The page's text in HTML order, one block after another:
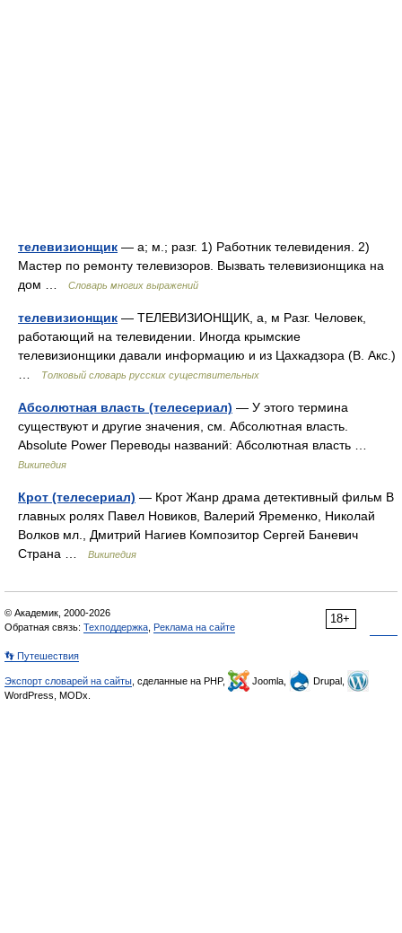
телевизионщик — а; м.; разг. 1) Работник телевидения. 2)
Мастер по ремонту телевизоров. Вызвать телевизионщика на
дом …
Словарь многих выражений
телевизионщик — ТЕЛЕВИЗИОНЩИК, а, м Разг. Человек,
работающий на телевидении. Иногда крымские
телевизионщики давали информацию и из Цахкадзора (В. Акс.)
Толковый словарь русских существительных
Абсолютная власть (телесериал) — У этого термина
существуют и другие значения, см. Абсолютная власть.
Absolute Power Переводы названий: Абсолютная власть …
Википедия
Крот (телесериал) — Крот Жанр драма детективный фильм В
главных ролях Павел Новиков, Валерий Яременко, Николай
Волков мл., Дмитрий Нагиев Композитор Сергей Баневич
Страна …
Википедия
18+
© Академик, 2000-2026
Обратная связь: Техподдержка Реклама на сайте
👣 Путешествия
Экспорт словарей на сайты , сделанные на PHP, Joomla,
Drupal,
WordPress, MODx.